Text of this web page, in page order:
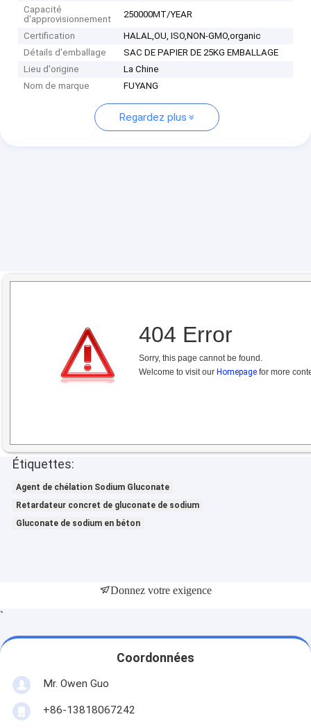
Capacité
d'approvisionnement
250000MT/YEAR
Certification
HALAL,OU, ISO,NON-GMO,organic
Détails d'emballage
SAC DE PAPIER DE 25KG EMBALLAGE
Lieu d'origine
La Chine
Nom de marque
FUYANG
Regardez plus
404 Error
Sorry, this page cannot be found.
Welcome to visit our Homepage for more
Étiquettes:
Agent de chélation Sodium Gluconate
Retardateur concret de gluconate de sodium
Gluconate de sodium en béton
Donnez votre exigence
`
Coordonnées
Mr. Owen Guo
+86-13818067242